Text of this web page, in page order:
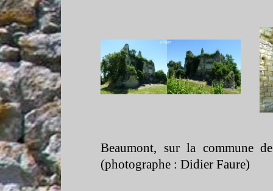
Beaumont, sur la commune
(photographe : Didier Faure)